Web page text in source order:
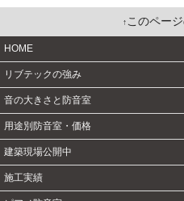
このペー
HOME
リブテックの強み
音の大きさと防音室
用途別防音室・価格
建築現場公開中
施工実績